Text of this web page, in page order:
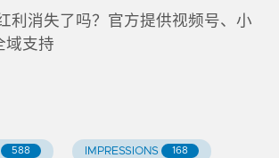
利消失了吗？官方提供视频号、小
域支持
588 IMPRESSIONS 168